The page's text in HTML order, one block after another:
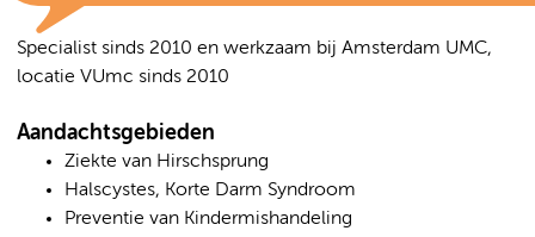
Specialist sinds 2010 en werkzaam bij Amsterdam UMC,
locatie VUmc sinds 2010
Aandachtsgebieden
Ziekte van Hirschsprung
Halscystes, Korte Darm Syndroom
Preventie van Kindermishandeling